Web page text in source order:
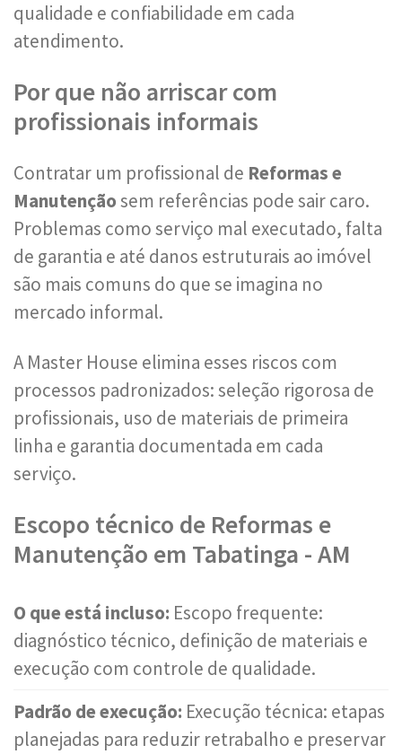
qualidade e confiabilidade em cada
atendimento.
Por que não arriscar com
profissionais informais
Contratar um profissional de Reformas e
Manutençãosem referências pode sair caro.
Problemas como serviço mal executado, falta
de garantia e até danos estruturais ao imóvel
são mais comuns do que se imagina no
mercado informal.
A Master House elimina esses riscos com
processos padronizados: seleção rigorosa de
profissionais, uso de materiais de primeira
linha e garantia documentada em cada
serviço.
Escopo técnico de Reformas e
Manutenção em Tabatinga - AM
O que está incluso: Escopo frequente:
diagnóstico técnico, definição de materiais e
execução com controle de qualidade.
Padrão de execução: Execução técnica: etapas
planejadas para reduzir retrabalho e preservar